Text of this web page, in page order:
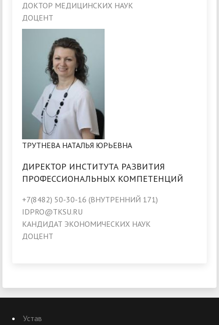
ДОКТОР МЕДИЦИНСКИХ НАУК
ДОЦЕНТ
ТРУТНЕВА НАТАЛЬЯ ЮРЬЕВНА
ДИРЕКТОР ИНСТИТУТА РАЗВИТИЯ
ПРОФЕССИОНАЛЬНЫХ КОМПЕТЕНЦИЙ
+7(8482) 50-30-16 (ВНУТРЕННИЙ 171)
IDPRO@TKSU.RU
КАНДИДАТ ЭКОНОМИЧЕСКИХ НАУК
ДОЦЕНТ
Устав